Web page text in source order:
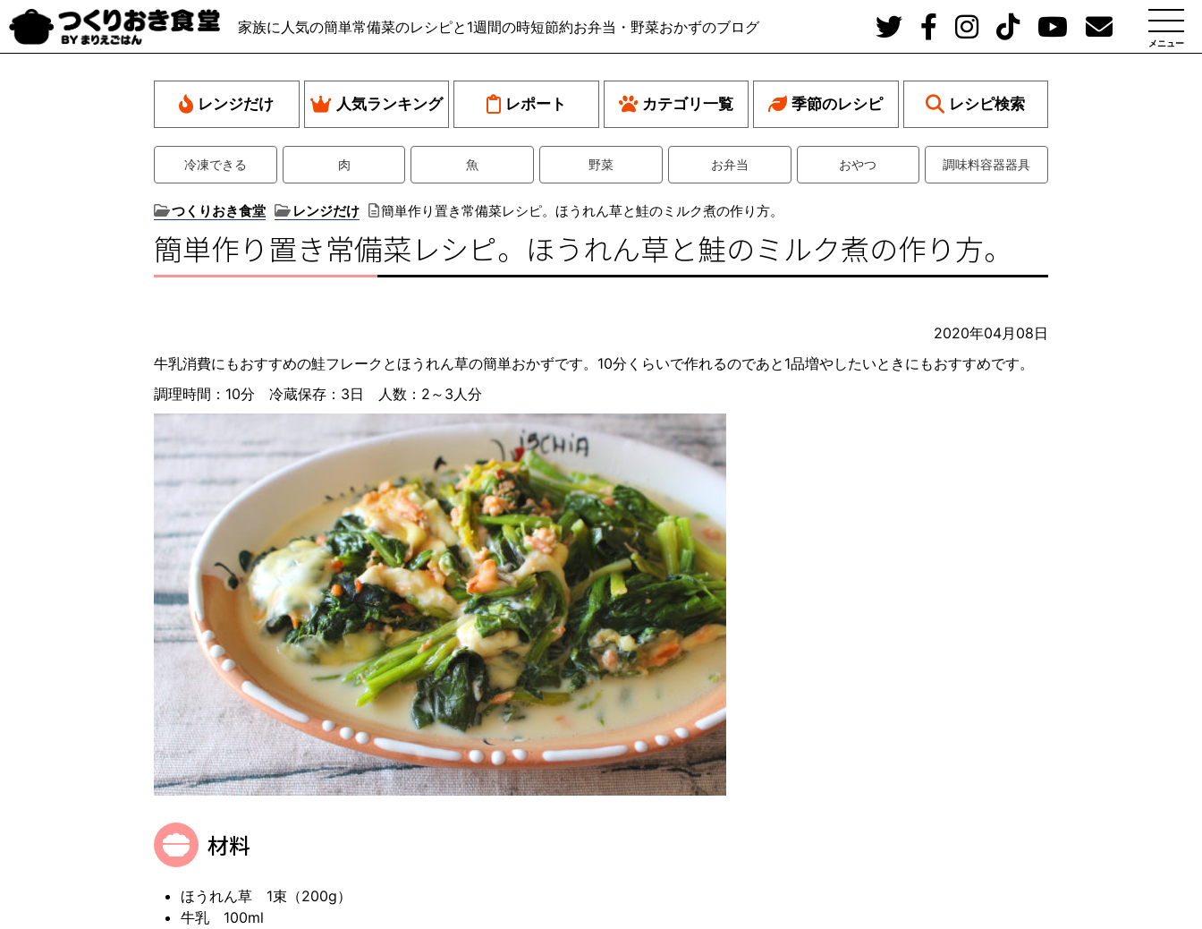
家族に人気の簡単常備菜のレシピと1週間の時短節約お弁当・野菜おかずのブログ
メニュー
レンジだけ 人気ランキング レポート カテゴリ一覧 季節のレシピ レシピ検索
冷凍できる 肉 魚 野菜 お弁当 おやつ 調味料容器器具
つくりおき食堂 レンジだけ 簡単作り置き常備菜レシピ。ほうれん草と鮭のミルク煮の作り方。
簡単作り置き常備菜レシピ。ほうれん草と鮭のミルク煮の作り方。
2020年04月08日
牛乳消費にもおすすめの鮭フレークとほうれん草の簡単おかずです。10分くらいで作れるのであと1品増やしたいときにもおすすめです。
調理時間：10分 冷蔵保存：3日 人数：2～3人分
材料
ほうれん草 1束（200g）
牛乳 100ml